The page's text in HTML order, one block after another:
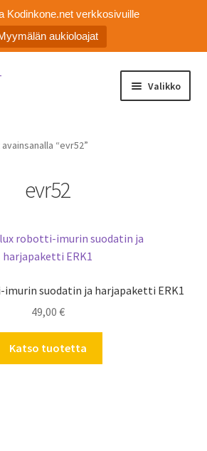
Kodinkone.net verkkosivuille
aukioloajat
Valikko
“evr52”
evr52
suodatin ja harjapaketti ERK1
49,00 €
Katso tuotetta